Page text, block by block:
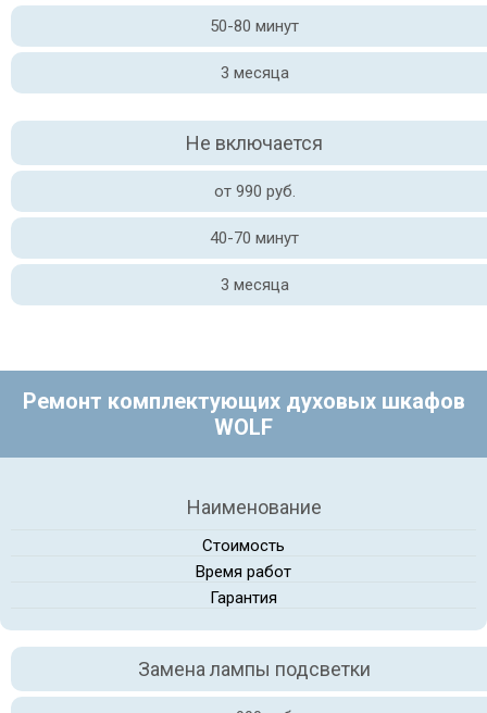
50-80 минут
3 месяца
Не включается
от 990 руб.
40-70 минут
3 месяца
Ремонт комплектующих духовых шкафов
WOLF
Наименование
Стоимость
Время работ
Гарантия
Замена лампы подсветки